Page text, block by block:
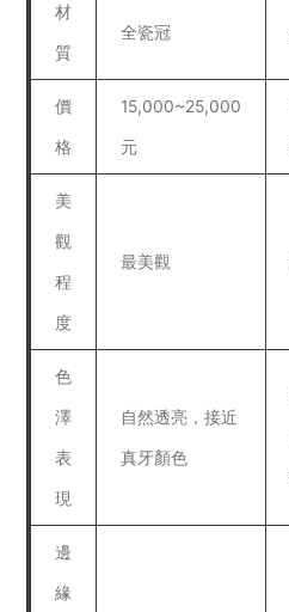
材
質
全瓷冠
價
格
15,000~25,000
元
美
觀
程
度
最美觀
色
澤
表
現
自然透亮，接近
真牙顏色
邊
緣